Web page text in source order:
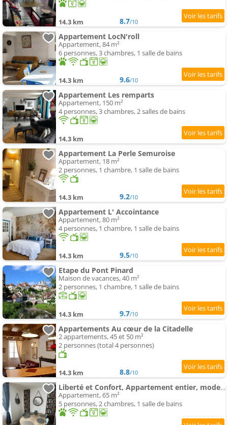
14.3 km 8.7/10
Appartement LocN'roll
Appartement, 84 m²
6 personnes, 3 chambres, 1 salle de bains
14.3 km 9.6/10
Appartement Les remparts
Appartement, 150 m²
4 personnes, 3 chambres, 2 salles de bains
14.3 km
Appartement La Perle Semuroise
Appartement, 18 m²
2 personnes, 1 chambre, 1 salle de bains
14.3 km 9.2/10
Appartement L' Accointance
Appartement, 80 m²
4 personnes, 1 chambre, 1 salle de bains
14.3 km 9.5/10
Etape du Pont Pinard
Maison de vacances, 40 m²
2 personnes, 1 chambre, 1 salle de bains
14.3 km 9.7/10
Appartements Au cœur de la Citadelle
2 appartements, 45 et 50 m²
2 personnes (total 4 personnes)
14.3 km 8.8/10
Liberté et Confort, Appartement entier, moderne avec 2 chambres et cuisine équipée au coeur de Semur
Appartement, 65 m²
5 personnes, 2 chambres, 1 salle de bains